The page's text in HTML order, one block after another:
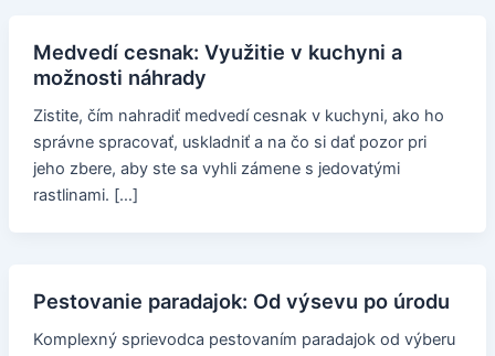
Medvedí cesnak: Využitie v kuchyni a
možnosti náhrady
Zistite, čím nahradiť medvedí cesnak v kuchyni, ako ho
správne spracovať, uskladniť a na čo si dať pozor pri
jeho zbere, aby ste sa vyhli zámene s jedovatými
rastlinami. […]
Pestovanie paradajok: Od výsevu po úrodu
Komplexný sprievodca pestovaním paradajok od výberu